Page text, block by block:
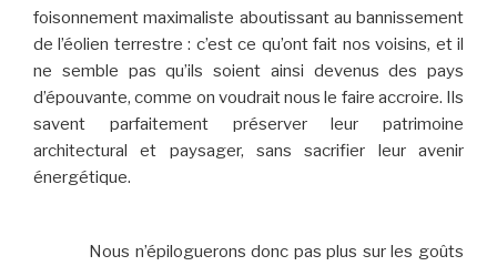
foisonnement maximaliste aboutissant au bannissement
de l’éolien terrestre : c’est ce qu’ont fait nos voisins, et il
ne semble pas qu’ils soient ainsi devenus des pays
d’épouvante, comme on voudrait nous le faire accroire. Ils
savent parfaitement préserver leur patrimoine
architectural et paysager, sans sacrifier leur avenir
énergétique.
Nous n’épiloguerons donc pas plus sur les goûts